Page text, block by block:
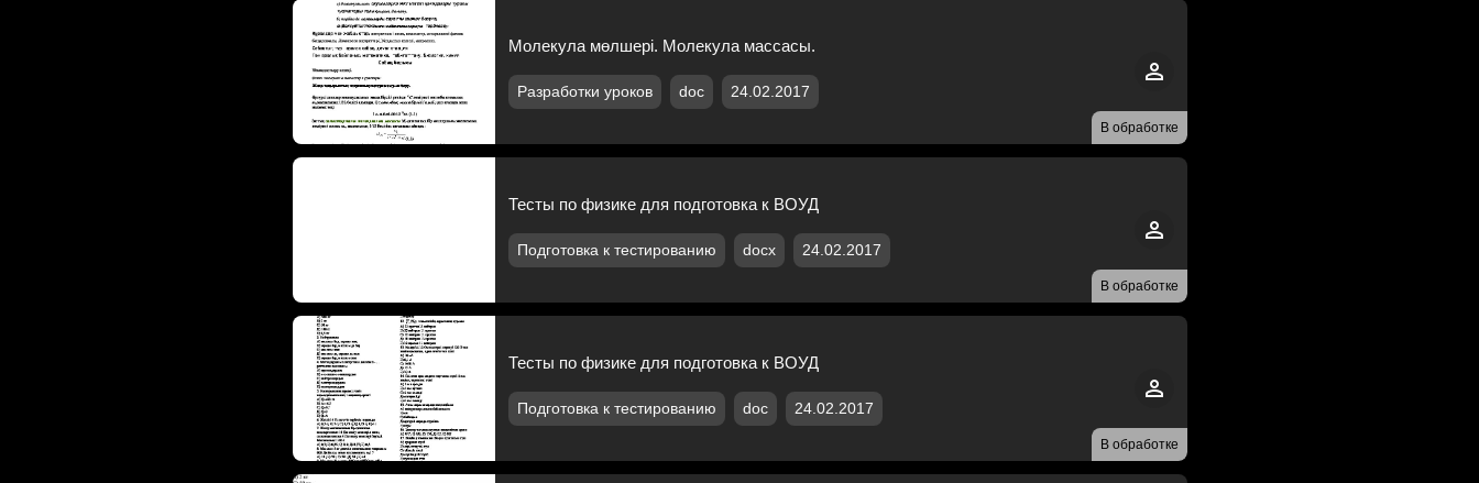
В обработке
Молекyла мөлшері. Молекула массасы.
Разработки уроков doc 24.02.2017
В обработке
Тесты по физике для подготовка к ВОУД
Подготовка к тестированию docx 24.02.2017
В обработке
Тесты по физике для подготовка к ВОУД
Подготовка к тестированию doc 24.02.2017